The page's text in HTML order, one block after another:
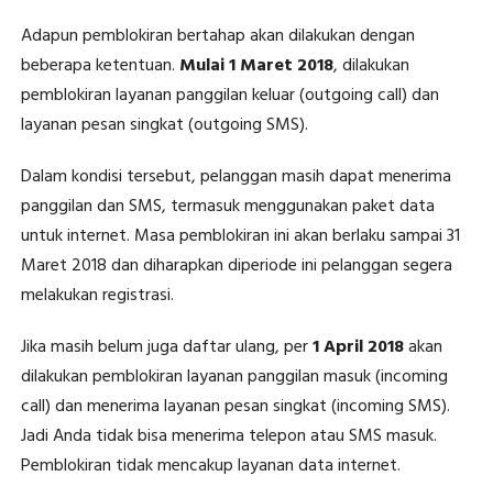
Adapun pemblokiran bertahap akan dilakukan dengan
beberapa ketentuan. Mulai 1 Maret 2018, dilakukan
pemblokiran layanan panggilan keluar (outgoing call) dan
layanan pesan singkat (outgoing SMS).
Dalam kondisi tersebut, pelanggan masih dapat menerima
panggilan dan SMS, termasuk menggunakan paket data
untuk internet. Masa pemblokiran ini akan berlaku sampai 31
Maret 2018 dan diharapkan diperiode ini pelanggan segera
melakukan registrasi.
Jika masih belum juga daftar ulang, per1 April 2018akan
dilakukan pemblokiran layanan panggilan masuk (incoming
call) dan menerima layanan pesan singkat (incoming SMS).
Jadi Anda tidak bisa menerima telepon atau SMS masuk.
Pemblokiran tidak mencakup layanan data internet.